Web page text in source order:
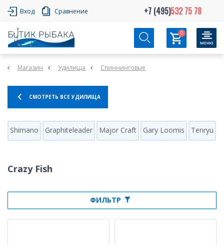
Вход Сравнение +7 (495)532 75 78
0
Магазин Удилища Спиннинговые
СМОТРЕТЬ ВСЕ УДИЛИЩА
Shimano Graphiteleader Major Craft Gary Loomis Tenryu
Crazy Fish
ФИЛЬТР